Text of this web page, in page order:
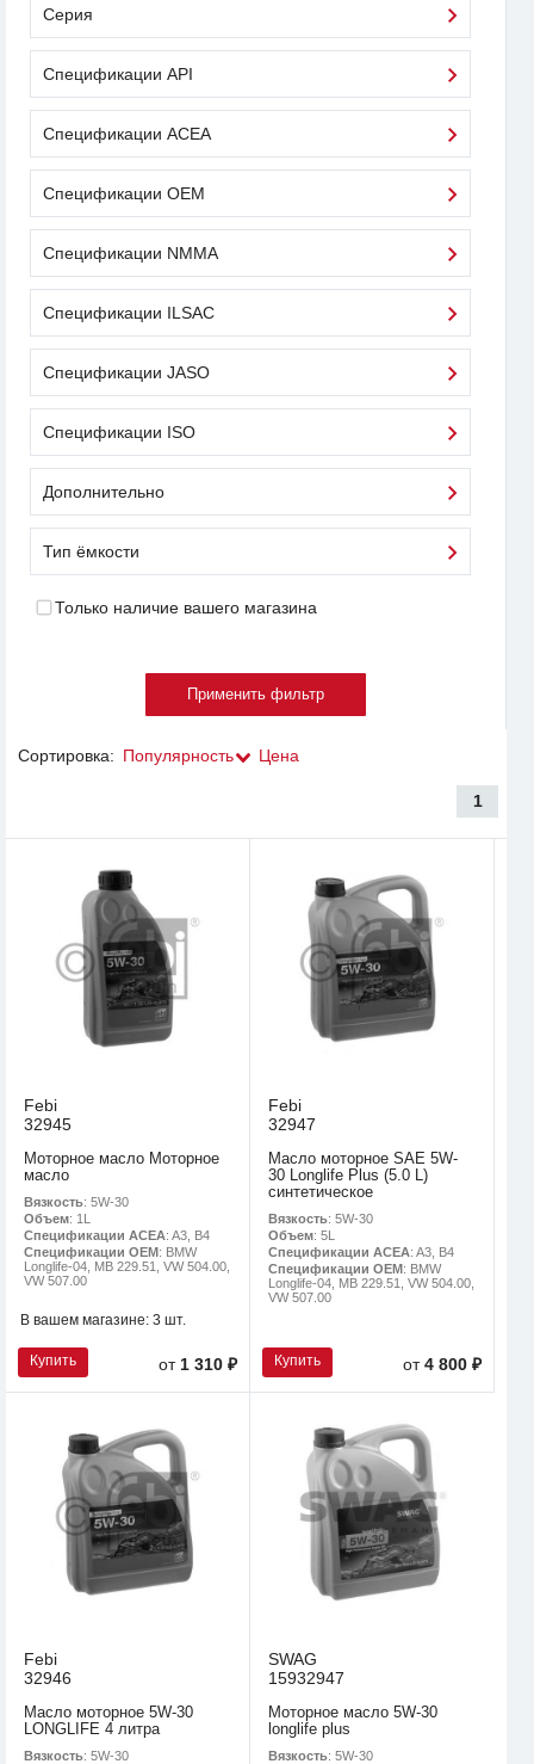
Серия
Спецификации API
Спецификации ACEA
Спецификации OEM
Спецификации NMMA
Спецификации ILSAC
Спецификации JASO
Спецификации ISO
Дополнительно
Тип ёмкости
Только наличие вашего магазина
Сортировка: Популярность Цена
1
Febi
32945
Моторное масло Моторное
масло
Вязкость: 5W-30
Объем: 1L
Спецификации ACEA: A3, B4
Спецификации OEM : BMW
Longlife-04, MB 229.51, VW 504.00,
VW 507.00
В вашем магазине: 3 шт.
Купить от 1 310 ₽
Febi
32947
Масло моторное SAE 5W-
30 Longlife Plus (5.0 L)
синтетическое
Вязкость: 5W-30
Объем: 5L
Спецификации ACEA: A3, B4
Спецификации OEM : BMW
Longlife-04, MB 229.51, VW 504.00,
VW 507.00
Купить от4 800 ₽
Febi
32946
Масло моторное 5W-30
LONGLIFE 4 литра
Вязкость: 5W-30
SWAG
15932947
Моторное масло 5W-30
longlife plus
Вязкость: 5W-30